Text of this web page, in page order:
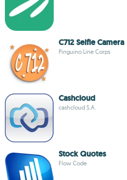
C712 Selfie Camera
Pinguino Line Corps
Cashcloud
cashcloud S.A.
Stock Quotes
Flow Code